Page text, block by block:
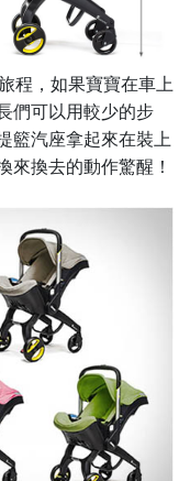
程，如果寶寶在車上
們可以用較少的步
籃汽座拿起來在裝上
來換去的動作驚醒！